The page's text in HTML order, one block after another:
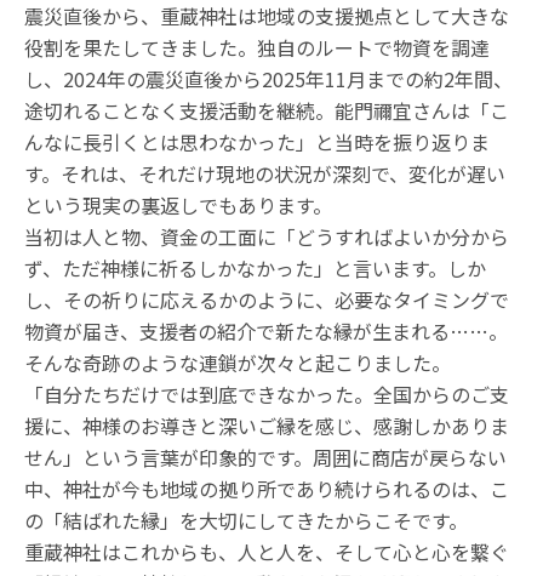
震災直後から、重蔵神社は地域の支援拠点として大きな
役割を果たしてきました。独自のルートで物資を調達
し、2024年の震災直後から2025年11月までの約2年間、
途切れることなく支援活動を継続。能門禰宜さんは「こ
んなに長引くとは思わなかった」と当時を振り返りま
す。それは、それだけ現地の状況が深刻で、変化が遅い
という現実の裏返しでもあります。
当初は人と物、資金の工面に「どうすればよいか分から
ず、ただ神様に祈るしかなかった」と言います。しか
し、その祈りに応えるかのように、必要なタイミングで
物資が届き、支援者の紹介で新たな縁が生まれる……。
そんな奇跡のような連鎖が次々と起こりました。
「自分たちだけでは到底できなかった。全国からのご支
援に、神様のお導きと深いご縁を感じ、感謝しかありま
せん」という言葉が印象的です。周囲に商店が戻らない
中、神社が今も地域の拠り所であり続けられるのは、こ
の「結ばれた縁」を大切にしてきたからこそです。
重蔵神社はこれからも、人と人を、そして心と心を繋ぐ